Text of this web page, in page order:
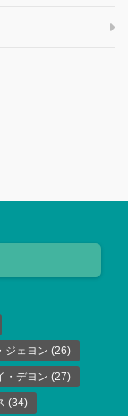
ジェヨン (26)
・デヨン (27)
(34)